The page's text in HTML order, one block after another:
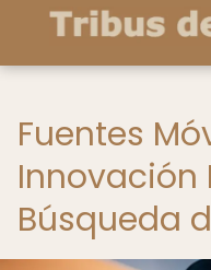
Fuentes
Innovación
Búsqueda